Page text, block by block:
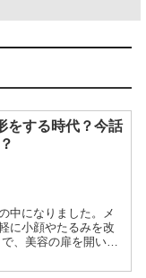
をする時代？今話
中になりました。メ
に小顔やたるみを改
、美容の扉を開いて